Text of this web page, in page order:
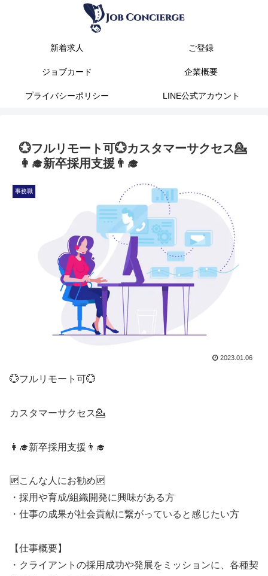
新着求人 ご登録
ジョブカード 企業概要
プライバシーポリシー LINE公式アカウント
💮フルリモート可💮カスタマーサクセス💁
👩‍🎓新卒採用支援👨‍🎓
事務職
2023.01.06
💮フルリモート可💮
カスタマーサクセス💁
👩‍🎓新卒採用支援👨‍🎓
🆙こんな人にお勧め🆙
・採用や育成/組織開発に興味がある方
・仕事の成果が社会貢献に繋がっていると感じたい方
【仕事概要】
・クライアントの採用成功や発展をミッションに、各種契